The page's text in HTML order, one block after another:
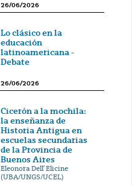
26/06/2026
Lo clásico en la
educación
latinoamericana -
Debate
26/06/2026
Cicerón a la mochila:
la enseñanza de
Historia Antigua en
escuelas secundarias
de la Provincia de
Buenos Aires
Eleonora Dell’ Elicine
(UBA/UNGS/UCEL)